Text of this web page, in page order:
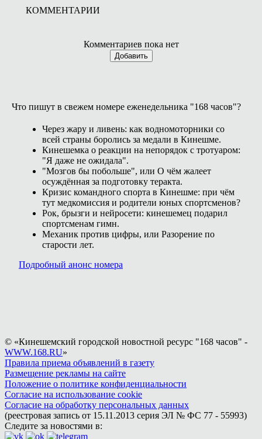
КОММЕНТАРИИ
Комментариев пока нет
Добавить
Что пишут в свежем номере еженедельника "168 часов"?
Через жару и ливень: как водномоторники со
всей страны боролись за медали в Кинешме.
Кинешемка о реакции на непорядок с тротуаром:
"Я даже не ожидала".
"Мозгов бы побольше", или О чём жалеет
осуждённая за подготовку теракта.
Кризис командного спорта в Кинешме: при чём
тут медкомиссия и родители юных спортсменов?
Рок, брызги и нейросети: кинешемец подарил
спортсменам гимн.
Механик против цифры, или Разорение по
старости лет.
Подробный анонс номера
© «Кинешемский городской новостной ресурс "168 часов" -
WWW.168.RU»
Правила приема объявлений в газету
Размещение рекламы на сайте
Положение о политике конфиденциальности
Согласие на использование cookie
Согласие на обработку персональных данных
(реестровая запись от 15.11.2013 серия ЭЛ № ФС 77 - 55993)
Следите за новостями в: